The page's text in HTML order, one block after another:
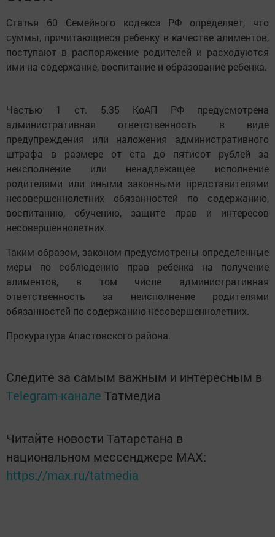
Статья 60 Семейного кодекса РФ определяет, что
суммы, причитающиеся ребенку в качестве алиментов,
поступают в распоряжение родителей и расходуются
ими на содержание, воспитание и образование ребенка.
Частью 1 ст. 5.35 КоАП РФ предусмотрена
административная ответственность в виде
предупреждения или наложения административного
штрафа в размере от ста до пятисот рублей за
неисполнение или ненадлежащее исполнение
родителями или иными законными представителями
несовершеннолетних обязанностей по содержанию,
воспитанию, обучению, защите прав и интересов
несовершеннолетних.
Таким образом, законом предусмотрены определенные
меры по соблюдению прав ребенка на получение
алиментов, в том числе административная
ответственность за неисполнение родителями
обязанностей по содержанию несовершеннолетних.
Прокуратура Апастовского района.
Следите за самым важным и интересным в
Telegram-канале Татмедиа
Читайте новости Татарстана в
национальном мессенджере MАХ:
https://max.ru/tatmedia